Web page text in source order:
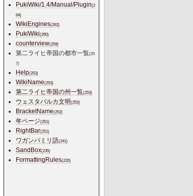
PukiWiki/1.4/Manual/Plugin(2
64)
WikiEngines(262)
PukiWiki(260)
counterview(259)
第二ライヒ帝国の都市一覧(25
7)
Help(253)
WikiName(253)
第二ライヒ帝国の州一覧(253)
ウェスタパルカ文明(253)
BracketName(252)
年ページ(251)
RightBar(251)
ワガンバミリ語(241)
SandBox(235)
FormattingRules(220)